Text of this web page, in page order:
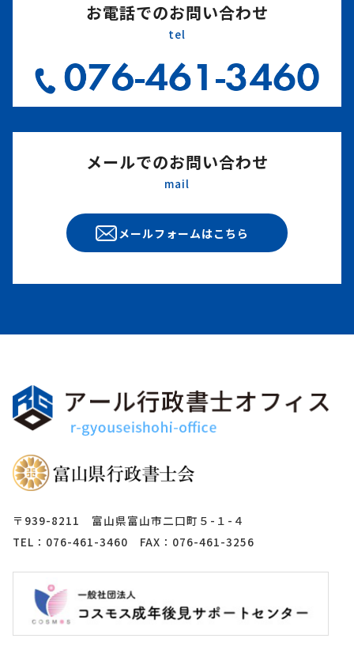
お電話でのお問い合わせ
tel
メールでのお問い合わせ
mail
メールフォームはこちら
〒939-8211 富山県富山市二口町５-１-４
TEL：076-461-3460 FAX：076-461-3256